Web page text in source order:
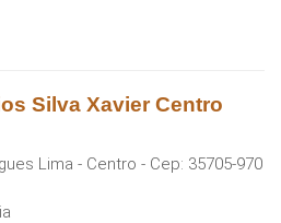
Silva Xavier Centro
Lima - Centro - Cep: 35705-970